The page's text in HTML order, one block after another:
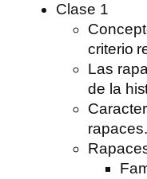
Clase 1
criterio
Las
de la
rapaces.